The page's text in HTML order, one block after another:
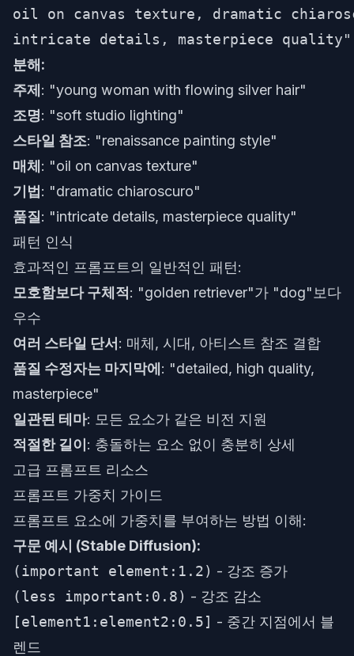
oil on canvas texture, dramatic
분해:
주제 : "young woman with flowing silver hair"
조명: "soft studio lighting"
스타일 참조: "renaissance painting style"
매체 : "oil on canvas texture"
기법 : "dramatic chiaroscuro"
품질 : "intricate details, masterpiece quality"
패턴 인식
효과적인 프롬프트의 일반적인 패턴:
모호함보다 구체적 : "golden retriever"가 "dog"보다
우수
여러 스타일 단서 : 매체, 시대, 아티스트 참조 결합
품질 수정자는 마지막에 : "detailed, high quality,
masterpiece"
일관된 테마: 모든 요소가 같은 비전 지원
적절한 길이 : 충돌하는 요소 없이 충분히 상세
고급 프롬프트 리소스
프롬프트 가중치 가이드
프롬프트 요소에 가중치를 부여하는 방법 이해:
구문 예시 (Stable Diffusion):
(important element:1.2) - 강조 증가
(less important:0.8) - 강조 감소
[element1:element2:0.5] - 중간 지점에서 블
렌드